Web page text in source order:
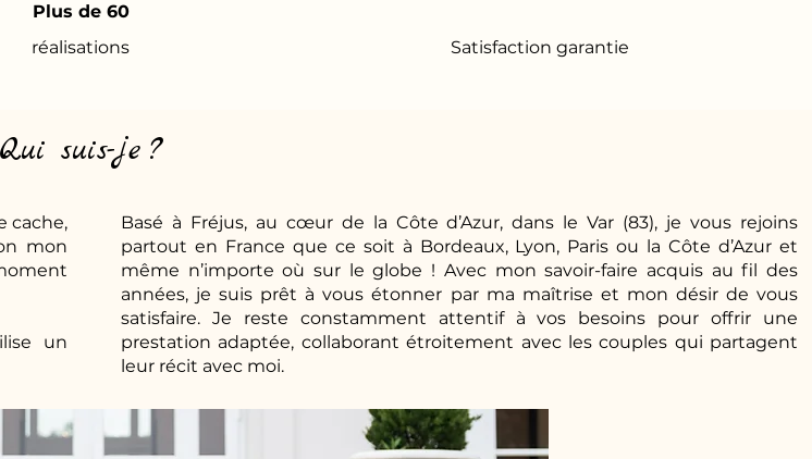
Plus de 60
réalisations
Satisfaction garantie
Qui suis-je ?
cache,
mon
un
Basé à Fréjus, au cœur de la Côte d’Azur, dans le Var (83), je vous rejoins
partout en France que ce soit à Bordeaux, Lyon, Paris ou la Côte d’Azur et
même n’importe où sur le globe ! Avec mon savoir-faire acquis au fil des
années, je suis prêt à vous étonner par ma maîtrise et mon désir de vous
satisfaire. Je reste constamment attentif à vos besoins pour offrir une
prestation adaptée, collaborant étroitement avec les couples qui partagent
leur récit avec moi.